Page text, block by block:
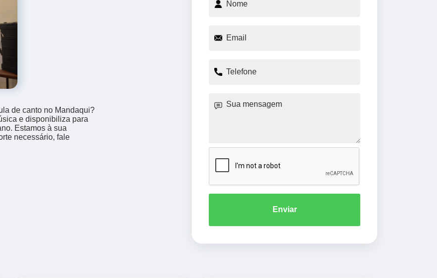
de canto no Mandaqui?
e disponibiliza para
Estamos à sua
necessário, fale
Enviar